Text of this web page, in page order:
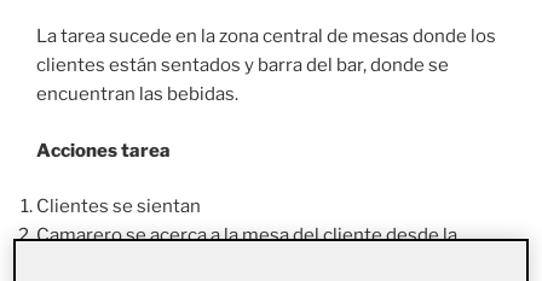
La tarea sucede en la zona central de mesas donde los
clientes están sentados y barra del bar, donde se
encuentran las bebidas.
Acciones tarea
Clientes se sientan
Camarero se acerca a la mesa del cliente desde la